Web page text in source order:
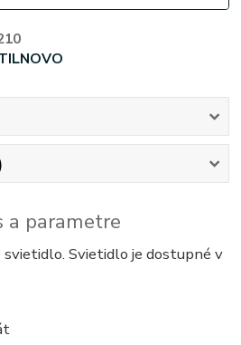
a parametre
svietidlo. Svietidlo je dostupné v